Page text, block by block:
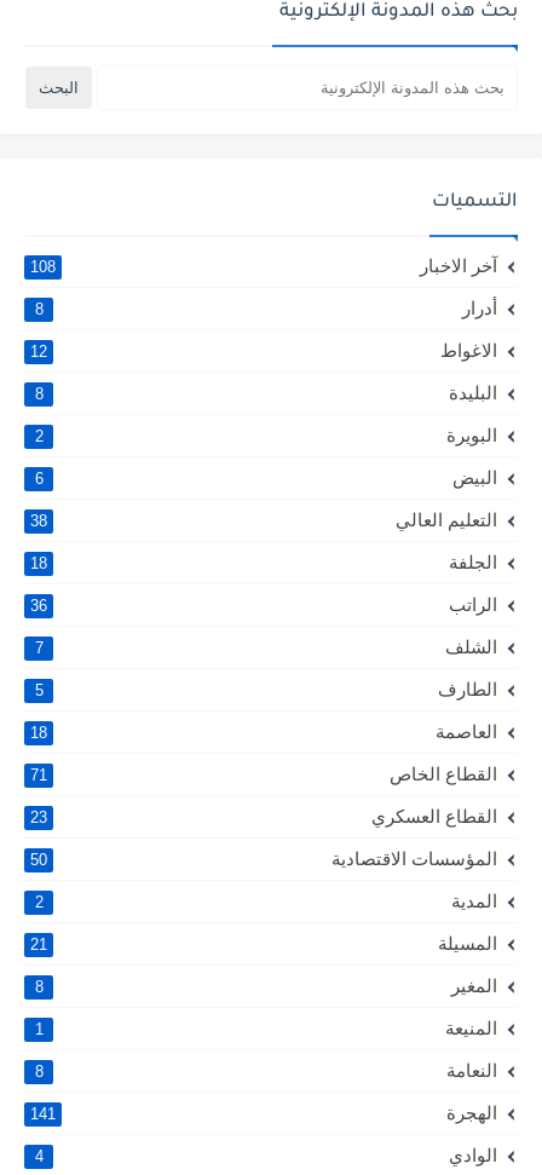
بحث هذه المدونة الإلكترونية
التسميات
آخر الاخبار 108
أدرار 8
الاغواط 12
البليدة 8
البويرة 2
البيض 6
التعليم العالي 38
الجلفة 18
الراتب 36
الشلف 7
الطارف 5
العاصمة 18
القطاع الخاص 71
القطاع العسكري 23
المؤسسات الاقتصادية 50
المدية 2
المسيلة 21
المغير 8
المنيعة 1
النعامة 8
الهجرة 141
الوادي 4